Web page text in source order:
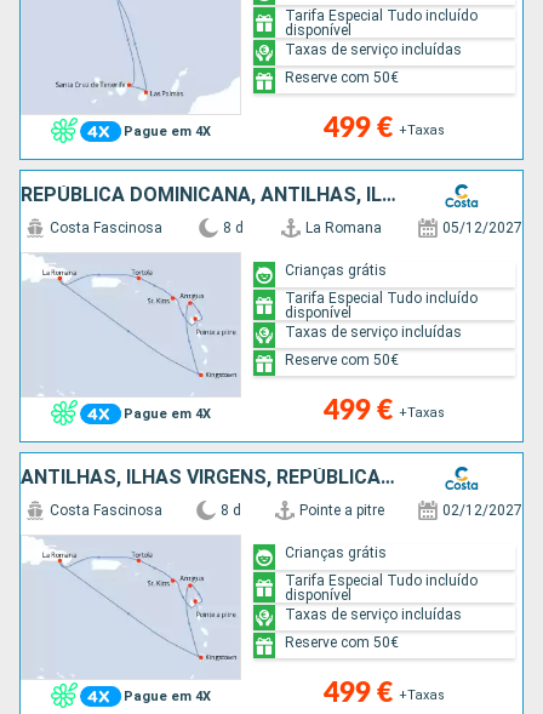
Pague em 4X 499 € +Taxas
Tarifa Especial Tudo incluído
disponível
Taxas de serviço incluídas
Reserve com 50€
REPÚBLICA DOMINICANA, ANTILHAS, ILHAS VIRGENS
Pague em 4X
Costa Fascinosa 8 d La Romana 05/12/2027
499 € +Taxas
Crianças grátis
Tarifa Especial Tudo incluído
disponível
Taxas de serviço incluídas
Reserve com 50€
ANTILHAS, ILHAS VIRGENS, REPÚBLICA DOMINICANA
Pague em 4X
Costa Fascinosa 8 d Pointe a pitre 02/12/2027
499 € +Taxas
Crianças grátis
Tarifa Especial Tudo incluído
disponível
Taxas de serviço incluídas
Reserve com 50€